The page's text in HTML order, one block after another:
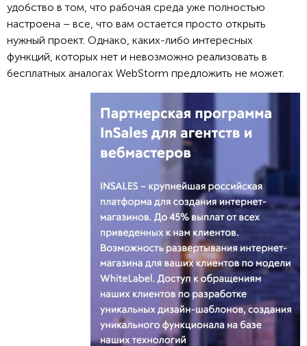
удобство в том, что рабочая среда уже полностью
настроена – все, что вам остается просто открыть
нужный проект. Однако, каких-либо интересных
функций, которых нет и невозможно реализовать в
бесплатных аналогах WebStorm предложить не может.